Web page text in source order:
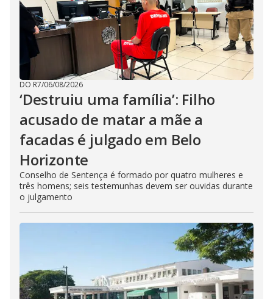
DO R7/06/08/2026
‘Destruiu uma família’: Filho
acusado de matar a mãe a
facadas é julgado em Belo
Horizonte
Conselho de Sentença é formado por quatro mulheres e
três homens; seis testemunhas devem ser ouvidas durante
o julgamento